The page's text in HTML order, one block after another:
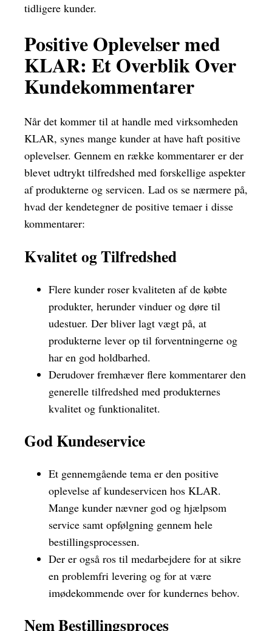
tidligere kunder.
Positive Oplevelser med
KLAR: Et Overblik Over
Kundekommentarer
Når det kommer til at handle med virksomheden
KLAR, synes mange kunder at have haft positive
oplevelser. Gennem en række kommentarer er der
blevet udtrykt tilfredshed med forskellige aspekter
af produkterne og servicen. Lad os se nærmere på,
hvad der kendetegner de positive temaer i disse
kommentarer:
Kvalitet og Tilfredshed
Flere kunder roser kvaliteten af de købte
produkter, herunder vinduer og døre til
udestuer. Der bliver lagt vægt på, at
produkterne lever op til forventningerne og
har en god holdbarhed.
Derudover fremhæver flere kommentarer den
generelle tilfredshed med produkternes
kvalitet og funktionalitet.
God Kundeservice
Et gennemgående tema er den positive
oplevelse af kundeservicen hos KLAR.
Mange kunder nævner god og hjælpsom
service samt opfølgning gennem hele
bestillingsprocessen.
Der er også ros til medarbejdere for at sikre
en problemfri levering og for at være
imødekommende over for kundernes behov.
Nem Bestillingsproces